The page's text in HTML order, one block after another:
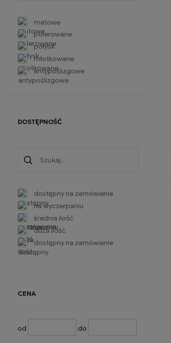
matowe
polerowane
połysk
młotkowane
antypoślizgowe
DOSTĘPNOŚĆ
dostępny na zamówienie
na wyczerpaniu
średnia ilość
duża ilość
dostępny na zamówienie
CENA
od do